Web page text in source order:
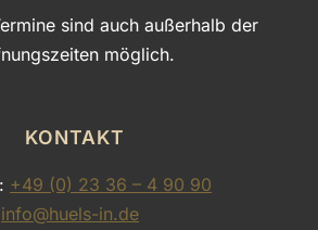
sind auch außerhalb der
möglich.
KONTAKT
+49 (0) 23 36 – 4 90 90
info@huels-in.de